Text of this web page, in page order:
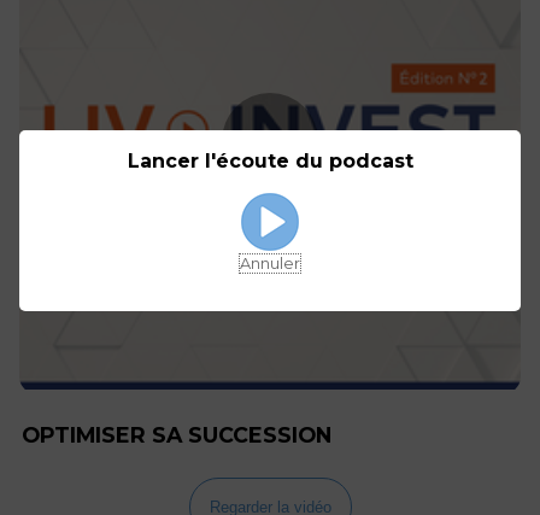
OPTIMISER SA SUCCESSION
Regarder la vidéo
Lancer l'écoute du podcast
Annuler